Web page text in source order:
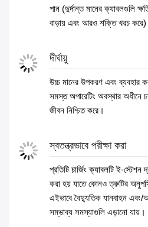
পান (দুর্দান্ত মানের ক্যাবলগুলি
বাড়ায় এবং আরও শক্তি খরচ
দীর্ঘায়ু
উচ্চ মানের উপকরণ এবং ব্যবহার
সমস্ত অপারেটিং অবস্থার অধীনে
জীবন নিশ্চিত করে।
স্বতন্ত্রভাবে পরীক্ষা করা
প্রতিটি চার্জিং ক্যাবলটি ই-স্টেশন
করা হয় যাতে কোনও ত্রুটির
এইভাবে বৈদ্যুতিক যানবাহন এবং/
সম্ভাব্য সমস্যাগুলি এড়ানো যায়।